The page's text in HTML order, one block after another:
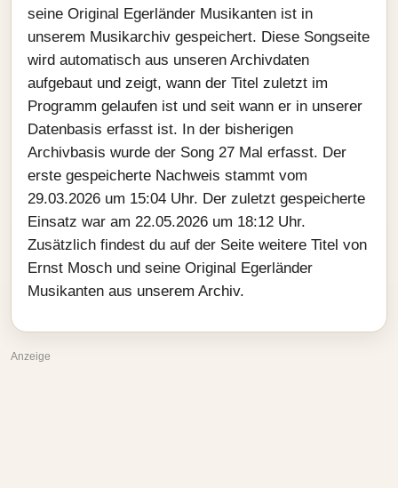
seine Original Egerländer Musikanten ist in
unserem Musikarchiv gespeichert. Diese Songseite
wird automatisch aus unseren Archivdaten
aufgebaut und zeigt, wann der Titel zuletzt im
Programm gelaufen ist und seit wann er in unserer
Datenbasis erfasst ist. In der bisherigen
Archivbasis wurde der Song 27 Mal erfasst. Der
erste gespeicherte Nachweis stammt vom
29.03.2026 um 15:04 Uhr. Der zuletzt gespeicherte
Einsatz war am 22.05.2026 um 18:12 Uhr.
Zusätzlich findest du auf der Seite weitere Titel von
Ernst Mosch und seine Original Egerländer
Musikanten aus unserem Archiv.
Anzeige